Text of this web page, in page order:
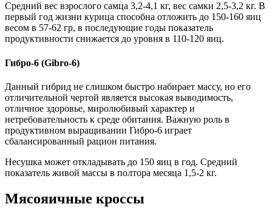
Средний вес взрослого самца 3,2-4,1 кг, вес самки 2,5-3,2 кг. В
первый год жизни курица способна отложить до 150-160 яиц
весом в 57-62 гр, в последующие годы показатель
продуктивности снижается до уровня в 110-120 яиц.
Гибро-6 (Gibro-6)
Данный гибрид не слишком быстро набирает массу, но его
отличительной чертой является высокая выводимость,
отличное здоровье, миролюбивый характер и
нетребовательность к среде обитания. Важную роль в
продуктивном выращивании Гибро-6 играет
сбалансированный рацион питания.
Несушка может откладывать до 150 яиц в год. Средний
показатель живой массы в полтора месяца 1,5-2 кг.
Мясояичные кроссы